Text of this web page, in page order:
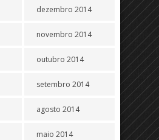
dezembro 2014
novembro 2014
outubro 2014
setembro 2014
agosto 2014
maio 2014